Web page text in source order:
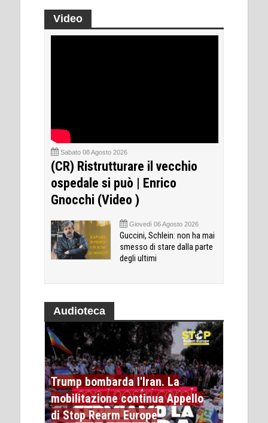
Video
Sabato 08 Agosto 2026
(CR) Ristrutturare il vecchio
ospedale si può | Enrico
Gnocchi (Video )
Giovedì 06 Agosto 2026
Guccini, Schlein: non ha mai
smesso di stare dalla parte
degli ultimi
Audioteca
Trump bombarda l'Iran. La
mobilitazione continua Appello
di Stop Rearm Europe